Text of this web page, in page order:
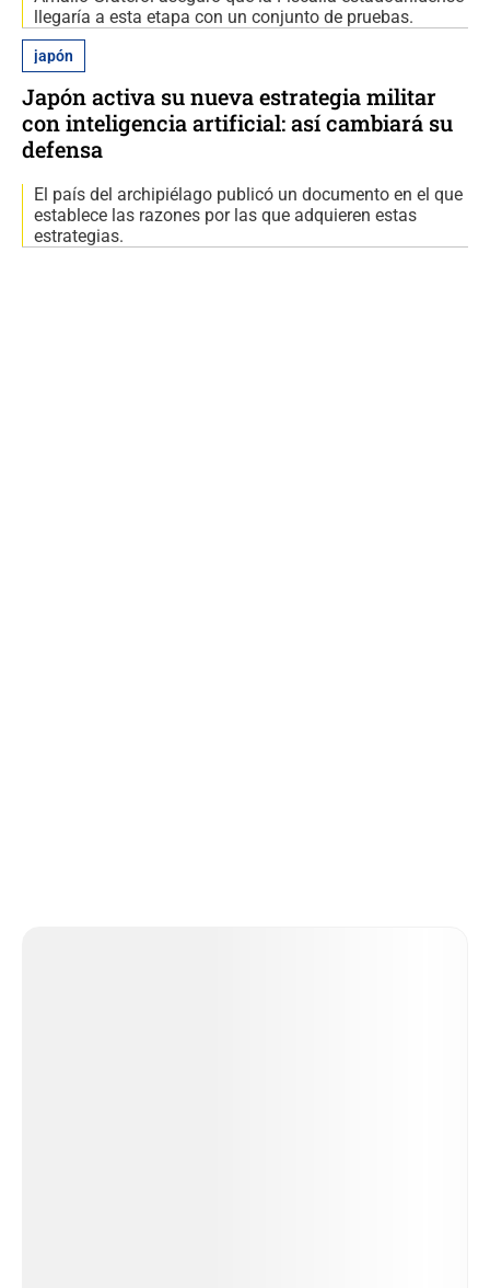
llegaría a esta etapa con un conjunto de pruebas.
japón
Japón activa su nueva estrategia militar
con inteligencia artificial: así cambiará su
defensa
El país del archipiélago publicó un documento en el que
establece las razones por las que adquieren estas
estrategias.